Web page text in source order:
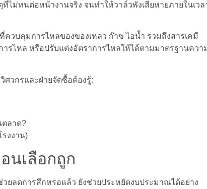
ไม่ทนต่อหน้างานจริง จนทำให้วาล์วพังเสียหายภายในเวล
วบคุมการไหลของของเหลว ก๊าซ ไอน้ำ รวมถึงสารเคมี
รไหล หรือปรับแต่งอัตราการไหลให้ได้ตามมาตรฐานควา
ศวกรและฝ่ายจัดซื้อต้องรู้:
ตลาด?
นเลือกถูก
ยลดการสึกหรอแล้ว ยังช่วยประหยัดงบประมาณได้อย่าง